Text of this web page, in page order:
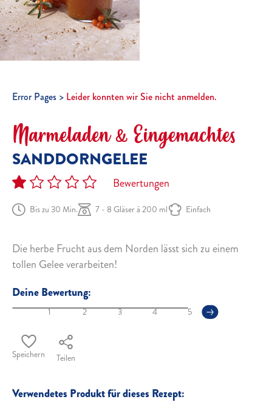
Error Pages Leider konnten wir Sie nicht anmelden.
Marmeladen & Eingemachtes
SANDDORNGELEE
Bewertungen
Bis zu 30 Min. 7 - 8 Gläser à 200 ml Einfach
Die herbe Frucht aus dem Norden lässt sich zu einem
tollen Gelee verarbeiten!
Deine Bewertung:
1 2 3 4 5
Speichern Teilen
Verwendetes Produkt für dieses Rezept: